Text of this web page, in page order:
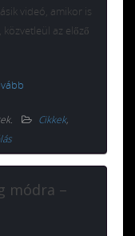
videó, amikor is
az előző
. Cikkek,
módra –